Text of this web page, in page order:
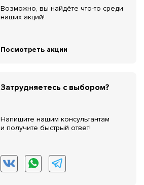
Возможно, вы найдёте что-то среди
наших акций!
Посмотреть акции
Затрудняетесь с выбором?
Напишите нашим консультантам
и получите быстрый ответ!